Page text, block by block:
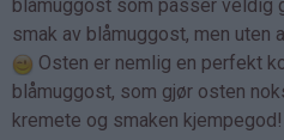
blåmuggost som passer veldig
smak av blåmuggost, men uten
Osten er nemlig en perfekt
blåmuggost, som gjør osten
kremete og smaken kjempegod!